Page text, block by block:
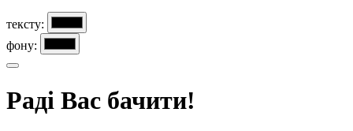
тексту:
фону:
Раді Вас бачити!